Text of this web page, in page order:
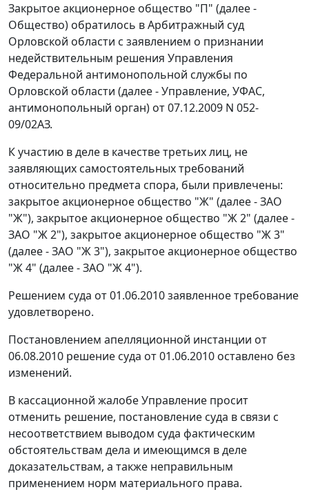
Закрытое акционерное общество "П" (далее -
Общество) обратилось в Арбитражный суд
Орловской области с заявлением о признании
недействительным решения Управления
Федеральной антимонопольной службы по
Орловской области (далее - Управление, УФАС,
антимонопольный орган) от 07.12.2009 N 052-
09/02АЗ.
К участию в деле в качестве третьих лиц, не
заявляющих самостоятельных требований
относительно предмета спора, были привлечены:
закрытое акционерное общество "Ж" (далее - ЗАО
"Ж"), закрытое акционерное общество "Ж 2" (далее -
ЗАО "Ж 2"), закрытое акционерное общество "Ж 3"
(далее - ЗАО "Ж 3"), закрытое акционерное общество
"Ж 4" (далее - ЗАО "Ж 4").
Решением суда от 01.06.2010 заявленное требование
удовлетворено.
Постановлением апелляционной инстанции от
06.08.2010 решение суда от 01.06.2010 оставлено без
изменений.
В кассационной жалобе Управление просит
отменить решение, постановление суда в связи с
несоответствием выводом суда фактическим
обстоятельствам дела и имеющимся в деле
доказательствам, а также неправильным
применением норм материального права.